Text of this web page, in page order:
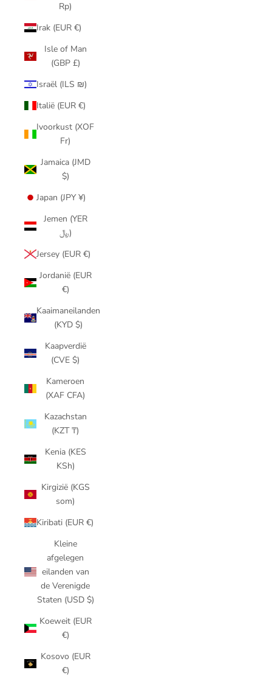
Rp)
Irak (EUR €)
Isle of Man
(GBP £)
Israël (ILS ₪)
Italië (EUR €)
Ivoorkust (XOF
Fr)
Jamaica (JMD
$)
Japan (JPY ¥)
Jemen (YER
﷼)
Jersey (EUR €)
Jordanië (EUR
€)
Kaaimaneilanden
(KYD $)
Kaapverdië
(CVE $)
Kameroen
(XAF CFA)
Kazachstan
(KZT ₸)
Kenia (KES
KSh)
Kirgizië (KGS
som)
Kiribati (EUR €)
Kleine
afgelegen
eilanden van
de Verenigde
Staten (USD $)
Koeweit (EUR
€)
Kosovo (EUR
€)